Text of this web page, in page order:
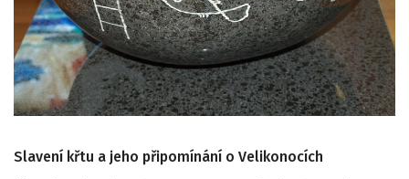
Slavení křtu a jeho připomínání o Velikonocích